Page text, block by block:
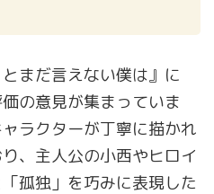
まだ言えない僕は』に
の意見が集まっていま
ラクターが丁寧に描かれ
、主人公の小西やヒロイ
孤独」を巧みに表現した